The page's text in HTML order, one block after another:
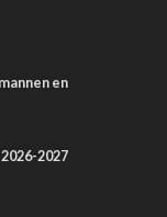
en
2027